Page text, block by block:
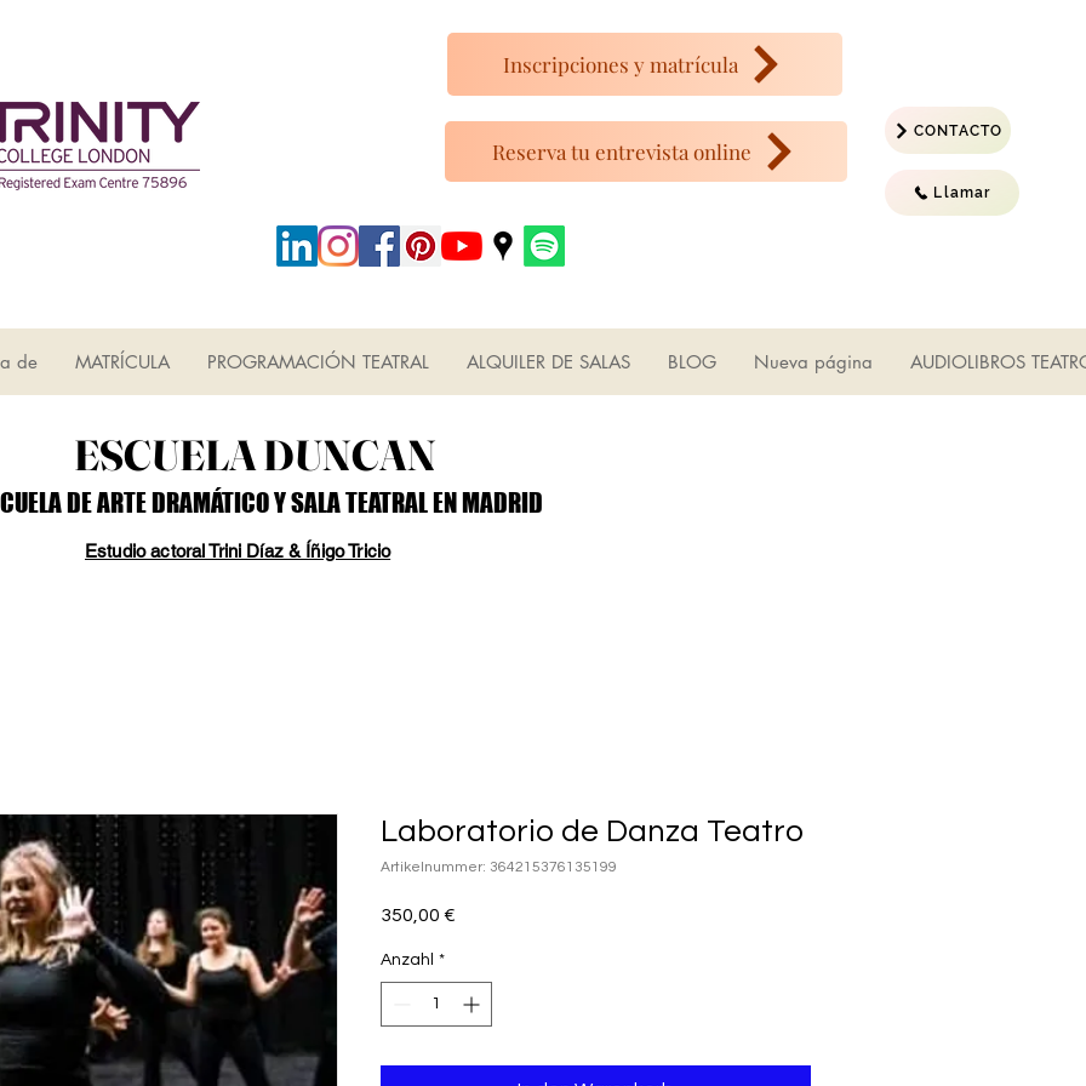
Reserva tu entrevista online
Llamar
CONTACTO
Inscripciones y matrícula
de MATRÍCULA PROGRAMACIÓN TEATRAL ALQUILER DE SALAS BLOG Nueva página AUDIOLIBROS
ESCUELA DUNCAN
ESCUELA DUNCAN
DE ARTE DRAMÁTICO Y SALA TEATRAL EN MADRID
DE ARTE DRAMÁTICO Y SALA TEATRAL EN MADRID
Estudio actoral Trini Díaz & Íñigo Tricio
Laboratorio de Danza Teatro
Artikelnummer: 364215376135199
350,00 €
Anzahl *